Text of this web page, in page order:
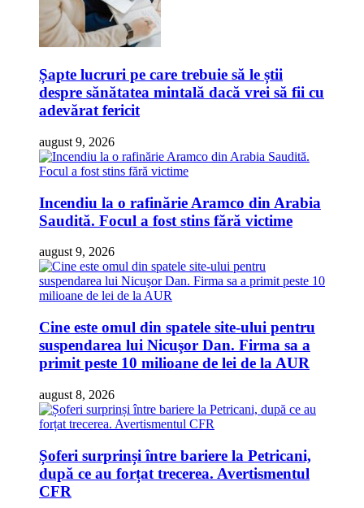
Șapte lucruri pe care trebuie să le știi
despre sănătatea mintală dacă vrei să fii cu
adevărat fericit
august 9, 2026
Incendiu la o rafinărie Aramco din Arabia
Saudită. Focul a fost stins fără victime
august 9, 2026
Cine este omul din spatele site-ului pentru
suspendarea lui Nicuşor Dan. Firma sa a
primit peste 10 milioane de lei de la AUR
august 8, 2026
Șoferi surprinși între bariere la Petricani,
după ce au forțat trecerea. Avertismentul
CFR